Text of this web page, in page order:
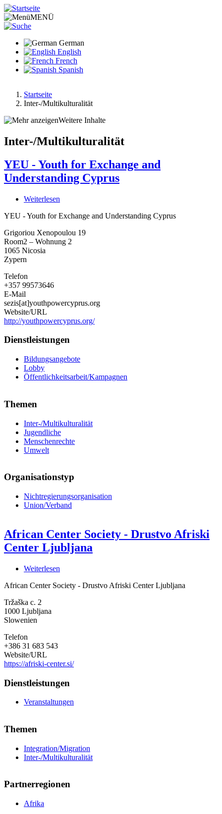
Direkt
zum
Inhalt
MENÜ
German
English
French
Spanish
Pfadnavigation
Startseite
Inter-/Multikulturalität
Weitere Inhalte
Inter-/Multikulturalität
YEU - Youth for Exchange and
Understanding Cyprus
Weiterlesen
-
for
Exchange
YEU - Youth for Exchange and Understanding Cyprus
Grigoriou Xenopoulou 19
Room2 – Wohnung 2
1065 Nicosia
Zypern
Telefon
+357 99573646
E-Mail
sezis[at]youthpowercyprus.org
Website/URL
http://youthpowercyprus.org/
Dienstleistungen
Bildungsangebote
Lobby
Öffentlichkeitsarbeit/Kampagnen
Themen
Inter-/Multikulturalität
Jugendliche
Menschenrechte
Umwelt
Organisationstyp
Nichtregierungsorganisation
Union/Verband
African Center Society - Drustvo Afriski
Center Ljubljana
Weiterlesen
Center
African Center Society - Drustvo Afriski Center Ljubljana
Tržaška c. 2
1000 Ljubljana
Slowenien
Telefon
+386 31 683 543
Website/URL
https://afriski-center.si/
Dienstleistungen
Veranstaltungen
Themen
Integration/Migration
Inter-/Multikulturalität
Partnerregionen
Afrika